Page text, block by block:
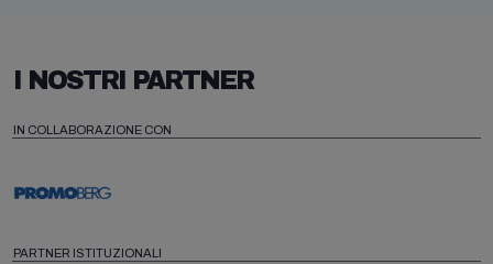
I NOSTRI PARTNER
IN COLLABORAZIONE CON
PARTNER ISTITUZIONALI